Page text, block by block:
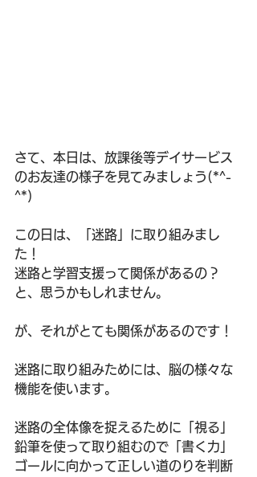
さて、本日は、放課後等デイサービス
のお友達の様子を見てみましょう(*^-
^*)
この日は、「迷路」に取り組みまし
た！
迷路と学習支援って関係があるの？
と、思うかもしれません。
が、それがとても関係があるのです！
迷路に取り組みためには、脳の様々な
機能を使います。
迷路の全体像を捉えるために「視る」
鉛筆を使って取り組むので「書く力」
ゴールに向かって正しい道のりを判断